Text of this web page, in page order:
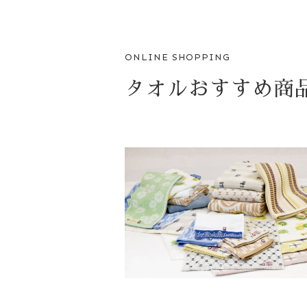
ONLINE SHOPPING
タオルおすすめ商